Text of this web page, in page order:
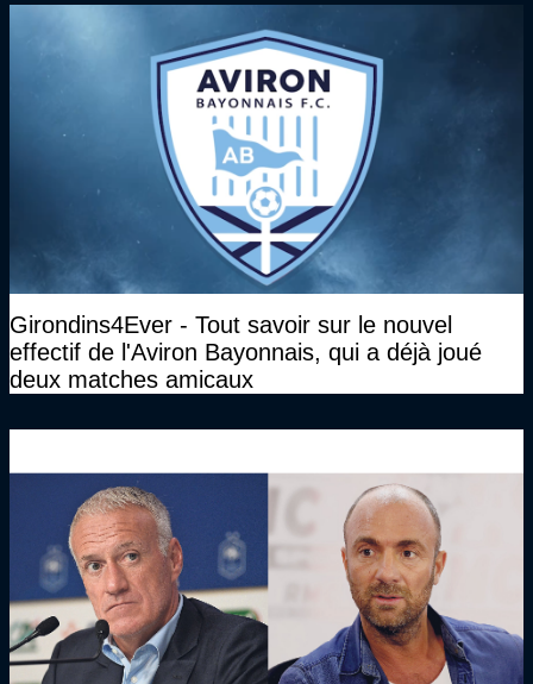
Girondins4Ever - Tout savoir sur le nouvel
effectif de l'Aviron Bayonnais, qui a déjà joué
deux matches amicaux